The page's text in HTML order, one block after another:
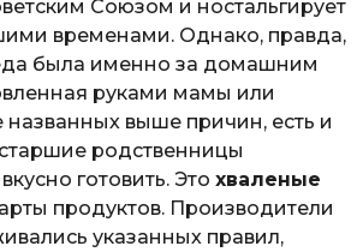
Союзом и ностальгирует
временами. Однако, правда,
была именно за домашним
руками мамы или
выше причин, есть и
родственницы
готовить. Это хваленые
продуктов. Производители
указанных правил,